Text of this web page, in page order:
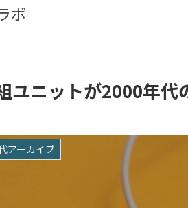
ボ
ユニットが2000年
アーカイブ